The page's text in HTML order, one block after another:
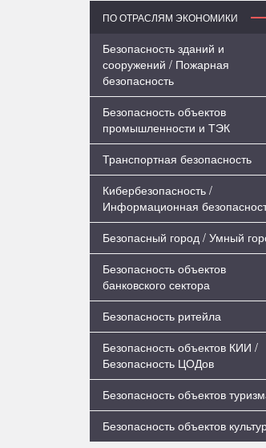
ПО ОТРАСЛЯМ ЭКОНОМИКИ
Безопасность зданий и
сооружений / Пожарная
безопасность
Безопасность объектов
промышленности и ТЭК
Транспортная безопасность
Кибербезопасность /
Информационная
Безопасный город / Умный
Безопасность объектов
банковского сектора
Безопасность ритейла
Безопасность объектов КИИ /
Безопасность ЦОДов
Безопасность объектов
Безопасность объектов